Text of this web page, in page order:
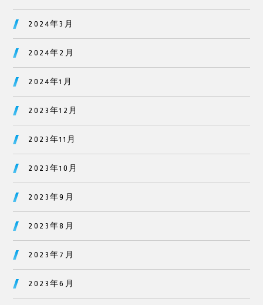
2024年3月
2024年2月
2024年1月
2023年12月
2023年11月
2023年10月
2023年9月
2023年8月
2023年7月
2023年6月